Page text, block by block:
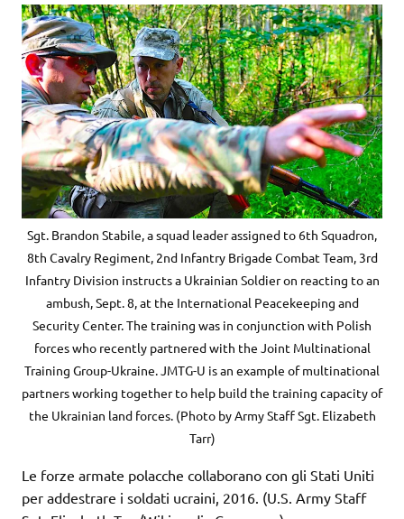
Sgt. Brandon Stabile, a squad leader assigned to 6th Squadron,
8th Cavalry Regiment, 2nd Infantry Brigade Combat Team, 3rd
Infantry Division instructs a Ukrainian Soldier on reacting to an
ambush, Sept. 8, at the International Peacekeeping and
Security Center. The training was in conjunction with Polish
forces who recently partnered with the Joint Multinational
Training Group-Ukraine. JMTG-U is an example of multinational
partners working together to help build the training capacity of
the Ukrainian land forces. (Photo by Army Staff Sgt. Elizabeth
Tarr)
Le forze armate polacche collaborano con gli Stati Uniti
per addestrare i soldati ucraini, 2016. (U.S. Army Staff